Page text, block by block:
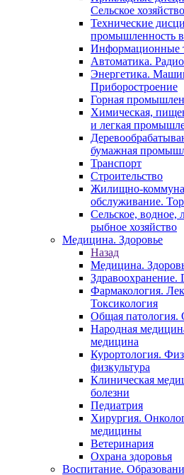
Сельское хозяйство
Технические
промышленность
Информационные
Автоматика.
Энергетика.
Приборостроение
Горная
Химическая,
и легкая
бумажная
Транспорт
Строительство
Жилищно-
обслуживание.
Сельское, водное,
рыбное хозяйство
Медицина. Здоровье
Назад
Медицина.
Здравоохранение.
Фармакология.
Токсикология
Общая патология.
Народная
медицина
Курортология.
физкультура
Клиническая
болезни
Педиатрия
Хирургия.
медицины
Ветеринария
Охрана здоровья
Воспитание.